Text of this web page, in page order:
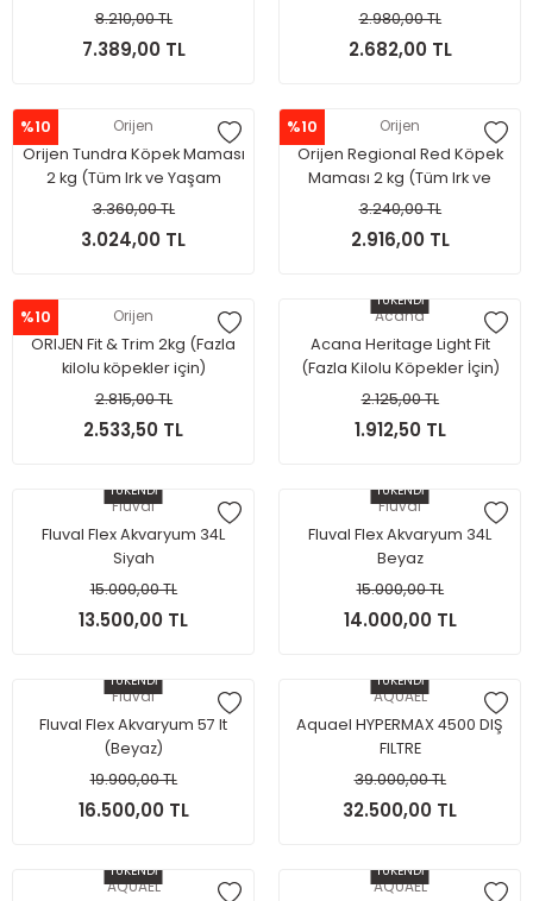
mama
8.210,00 TL
7.389,00 TL
Yaşam Evreleri İçin)
2.980,00 TL
2.682,00 TL
%10 Orijen
Orijen Tundra Köpek Maması
2 kg (Tüm Irk ve Yaşam
Evreleri İçin)
3.360,00 TL
3.024,00 TL
%10 Orijen
Orijen Regional Red Köpek
Maması 2 kg (Tüm Irk ve
Yaşam Evreleri İçin)
3.240,00 TL
2.916,00 TL
%10 Orijen
ORIJEN Fit & Trim 2kg (Fazla
kilolu köpekler için)
2.815,00 TL
2.533,50 TL
TÜKENDİ
Acana
Acana Heritage Light Fit
(Fazla Kilolu Köpekler İçin)
2kg
2.125,00 TL
1.912,50 TL
TÜKENDİ
Fluval
Fluval Flex Akvaryum 34L
Siyah
15.000,00 TL
13.500,00 TL
TÜKENDİ
Fluval
Fluval Flex Akvaryum 34L
Beyaz
15.000,00 TL
14.000,00 TL
TÜKENDİ
Fluval
Fluval Flex Akvaryum 57 lt
(Beyaz)
19.900,00 TL
16.500,00 TL
TÜKENDİ
AQUAEL
Aquael HYPERMAX 4500 DIŞ
FILTRE
39.000,00 TL
32.500,00 TL
TÜKENDİ
AQUAEL
TÜKENDİ
AQUAEL